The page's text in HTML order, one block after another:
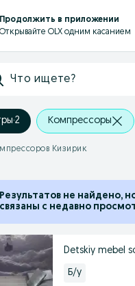
Продолжить в приложении
Открывайте OLX одним касанием
Что ищете?
·2 Компрессоры
Кизирик
Результатов не найдено,
связаны с недавно
Detskiy mebel
Б/у